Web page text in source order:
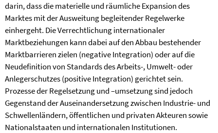
darin, dass die materielle und räumliche Expansion des
Marktes mit der Ausweitung begleitender Regelwerke
einhergeht. Die Verrechtlichung internationaler
Marktbeziehungen kann dabei auf den Abbau bestehender
Marktbarrieren zielen (negative Integration) oder auf die
Neudefinition von Standards des Arbeits-, Umwelt- oder
Anlegerschutzes (positive Integration) gerichtet sein.
Prozesse der Regelsetzung und –umsetzung sind jedoch
Gegenstand der Auseinandersetzung zwischen Industrie- und
Schwellenländern, öffentlichen und privaten Akteuren sowie
Nationalstaaten und internationalen Institutionen.